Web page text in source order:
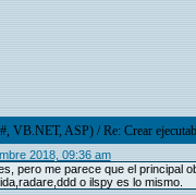
VB.NET, ASP)/Re: Crear
2018, 09:36 am
pero me parece que el principal
o ilspy es lo mismo.